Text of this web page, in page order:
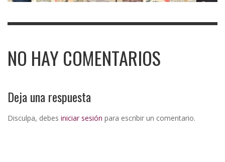
NO HAY COMENTARIOS
Deja una respuesta
Disculpa, debes iniciar sesión para escribir un comentario.